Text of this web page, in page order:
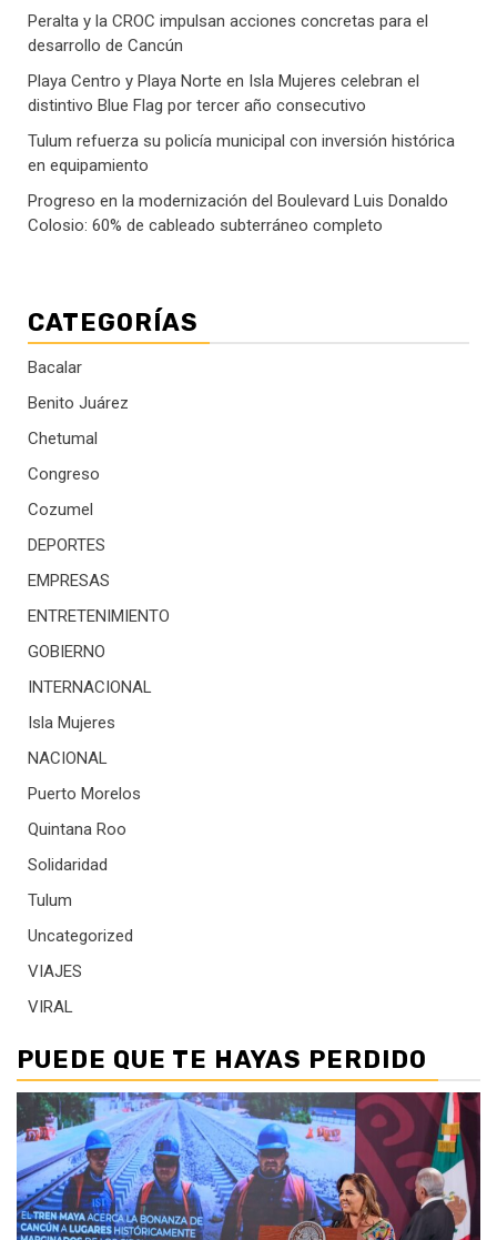
Peralta y la CROC impulsan acciones concretas para el
desarrollo de Cancún
Playa Centro y Playa Norte en Isla Mujeres celebran el
distintivo Blue Flag por tercer año consecutivo
Tulum refuerza su policía municipal con inversión histórica
en equipamiento
Progreso en la modernización del Boulevard Luis Donaldo
Colosio: 60% de cableado subterráneo completo
CATEGORÍAS
Bacalar
Benito Juárez
Chetumal
Congreso
Cozumel
DEPORTES
EMPRESAS
ENTRETENIMIENTO
GOBIERNO
INTERNACIONAL
Isla Mujeres
NACIONAL
Puerto Morelos
Quintana Roo
Solidaridad
Tulum
Uncategorized
VIAJES
VIRAL
PUEDE QUE TE HAYAS PERDIDO